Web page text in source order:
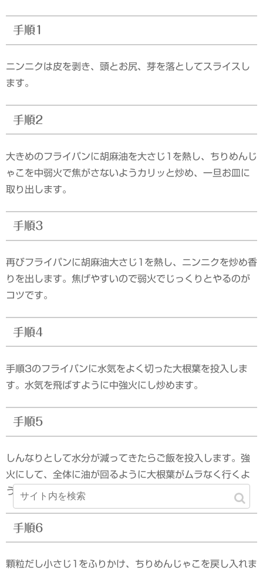
手順1
ニンニクは皮を剥き、頭とお尻、芽を落としてスライスし
ます。
手順2
大きめのフライパンに胡麻油を大さじ1を熱し、ちりめんじ
ゃこを中弱火で焦がさないようカリッと炒め、一旦お皿に
取り出します。
手順3
再びフライパンに胡麻油大さじ1を熱し、ニンニクを炒め香
りを出します。焦げやすいので弱火でじっくりとやるのが
コツです。
手順4
手順3のフライパンに水気をよく切った大根葉を投入しま
す。水気を飛ばすように中強火にし炒めます。
手順5
しんなりとして水分が減ってきたらご飯を投入します。強
火にして、全体に油が回るように大根葉がムラなく行くよ
うに炒めます。
手順6
顆粒だし小さじ1をふりかけ、ちりめんじゃこを戻し入れま